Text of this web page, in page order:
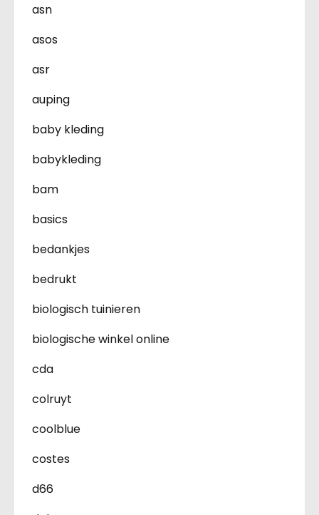
asn
asos
asr
auping
baby kleding
babykleding
bam
basics
bedankjes
bedrukt
biologisch tuinieren
biologische winkel online
cda
colruyt
coolblue
costes
d66